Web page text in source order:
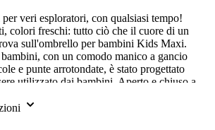
veri esploratori, con qualsiasi tempo!
colori freschi: tutto ciò che il cuore di un
sull'ombrello per bambini Kids Maxi.
con un comodo manico a gancio
e punte arrotondate, è stato progettato
utilizzato dai bambini. Aperto e chiuso a
per le prossime gite di scoperta.